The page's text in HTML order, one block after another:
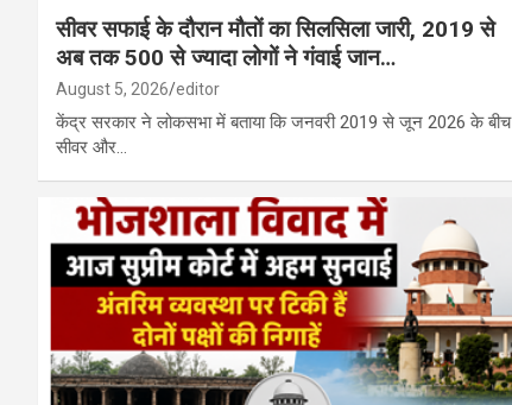
सीवर सफाई के दौरान मौतों का सिलसिला जारी, 2019 से
अब तक 500 से ज्यादा लोगों ने गंवाई जान…
August 5, 2026 editor
केंद्र सरकार ने लोकसभा में बताया कि जनवरी 2019 से जून 2026 के बीच
सीवर और…